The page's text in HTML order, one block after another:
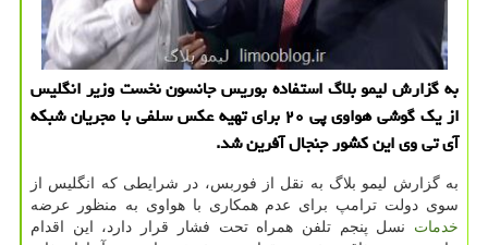
به گزارش لیمو بلاگ استفاده بوریس جانسون نخست وزیر انگلیس
از یك گوشی هواوی پی ۲۰ برای تهیه عكس سلفی با مجریان شبكه
آی تی وی این كشور جنجال آفرین شد.
به گزارش لیمو بلاگ به نقل از فوربس، در شرایطی كه انگلیس از
سوی دولت ترامپ برای عدم همكاری با هواوی به منظور عرضه
خدمات نسل پنجم تلفن همراه تحت فشار قرار دارد، این اقدام